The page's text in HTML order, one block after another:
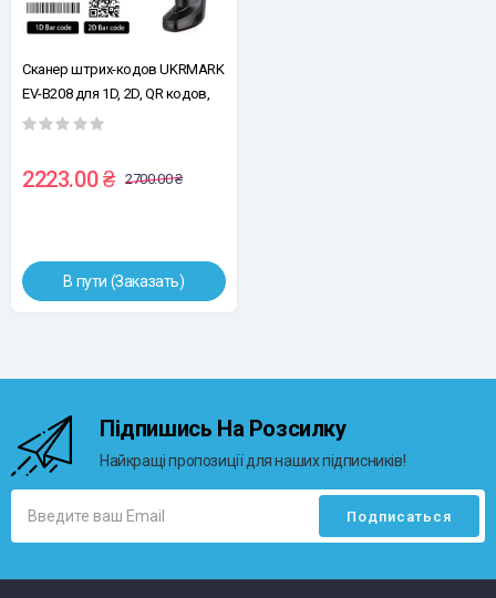
Сканер штрих-кодов UKRMARK
EV-B208 для 1D, 2D, QR кодов,
CMOS, 3-в-1: Проводной (USB) /
2.4GHz), отвечает
требованиям супермаркетов
2223.00 ₴ 2700.00 ₴
В пути (Заказать)
Підпишись На Розсилку
Найкращі пропозиції для наших підписників!